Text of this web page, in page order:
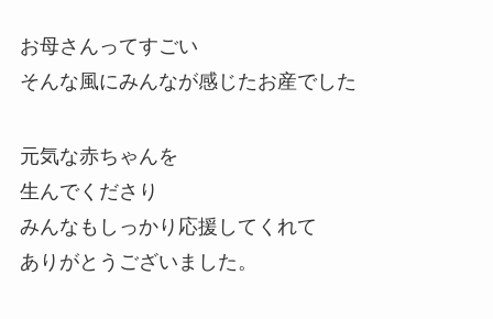
お母さんってすごい
そんな風にみんなが感じたお産でした
元気な赤ちゃんを
生んでくださり
みんなもしっかり応援してくれて
ありがとうございました。